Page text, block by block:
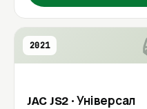
2021
JACJS2 · Універсал